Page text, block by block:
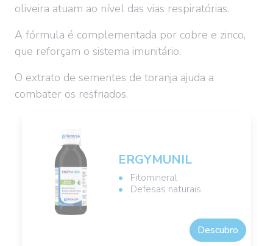
oliveira atuam ao nível das vias respiratórias.
A fórmula é complementada por cobre e zinco,
que reforçam o sistema imunitário.
O extrato de sementes de toranja ajuda a
combater os resfriados.
ERGYMUNIL
Fitomineral
Defesas naturais
Descubro